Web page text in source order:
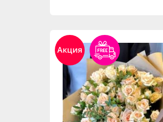
Акция